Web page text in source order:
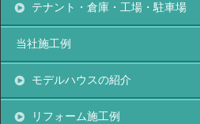
テナント・倉庫・工場・駐車場
当社施工例
モデルハウスの紹介
リフォーム施工例